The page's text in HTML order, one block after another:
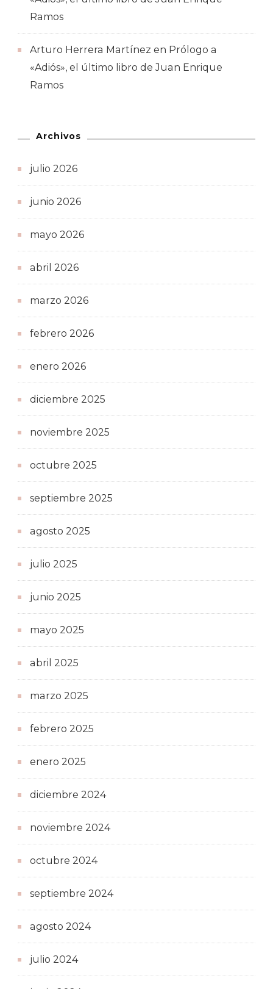
Ramos
Arturo Herrera Martínez en Prólogo a
«Adiós», el último libro de Juan Enrique
Ramos
Archivos
julio 2026
junio 2026
mayo 2026
abril 2026
marzo 2026
febrero 2026
enero 2026
diciembre 2025
noviembre 2025
octubre 2025
septiembre 2025
agosto 2025
julio 2025
junio 2025
mayo 2025
abril 2025
marzo 2025
febrero 2025
enero 2025
diciembre 2024
noviembre 2024
octubre 2024
septiembre 2024
agosto 2024
julio 2024